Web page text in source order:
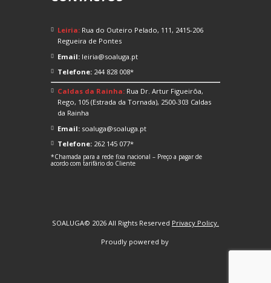
Leiria: Rua do Outeiro Pelado, 111, 2415-206
Regueira de Pontes
Email: leiria@soaluga.pt
Telefone: 244 828 008*
Caldas da Rainha: Rua Dr. Artur Figueirôa,
Rego, 105 (Estrada da Tornada), 2500-303 Caldas
da Rainha
Email: soaluga@soaluga.pt
Telefone: 262 145 077*
*Chamada para a rede fixa nacional – Preço a pagar de
acordo com tarifário do Cliente
SOALUGA© 2026 All Rights Reserved Privacy Policy.
Proudly powered by